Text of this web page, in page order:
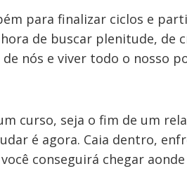
para finalizar ciclos e
de buscar plenitude, de
nós e viver todo o nosso
curso, seja o fim de um
é agora. Caia dentro,
conseguirá chegar